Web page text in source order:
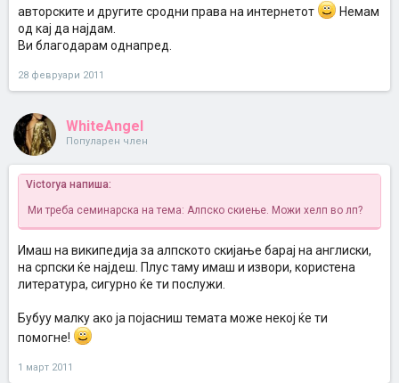
авторските и другите сродни права на интернетот
Немам
од кај да најдам.
Ви благодарам однапред.
28 февруари 2011
WhiteAngel
Популарен член
Victorya напиша:
Ми треба семинарска на тема: Алпско скиење. Можи хелп во лп?
Имаш на википедија за алпското скијање барај на англиски,
на српски ќе најдеш. Плус таму имаш и извори, користена
литература, сигурно ќе ти послужи.
Бубуу малку ако ја појасниш темата може некој ќе ти
помогне!
1 март 2011